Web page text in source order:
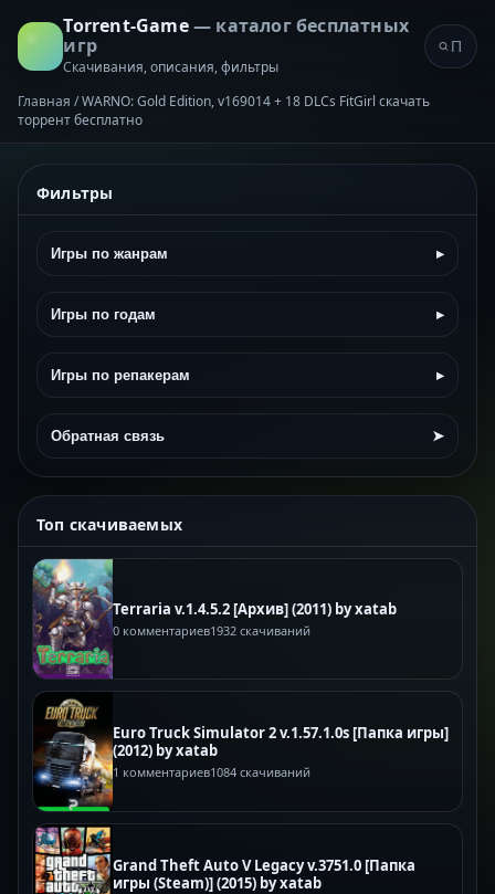
Torrent-Game— каталог бесплатных
игр
Скачивания, описания, фильтры
Главная /WARNO: Gold Edition, v169014 + 18 DLCs FitGirl скачать
торрент бесплатно
Фильтры
Игры по жанрам ▸
Игры по годам ▸
Игры по репакерам ▸
Обратная связь ➤
Топ скачиваемых
Terraria v.1.4.5.2 [Архив] (2011) by xatab
0 комментариев1932 скачиваний
Euro Truck Simulator 2 v.1.57.1.0s [Папка игры]
(2012) by xatab
1 комментариев1084 скачиваний
Grand Theft Auto V Legacy v.3751.0 [Папка
игры (Steam)] (2015) by xatab